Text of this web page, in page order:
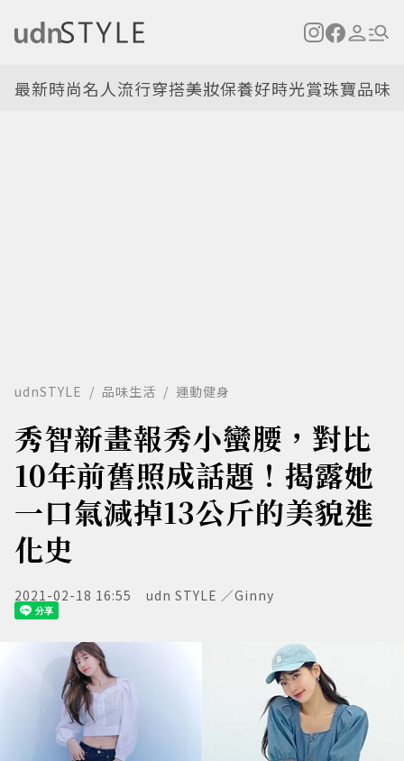
最新時尚名人流行穿搭美妝保養好時光賞珠寶品味
udnSTYLE 品味生活 運動健身
秀智新畫報秀小蠻腰，對比
10年前舊照成話題！揭露她
一口氣減掉13公斤的美貌進
化史
2021-02-18 16:55 udn STYLE ／Ginny